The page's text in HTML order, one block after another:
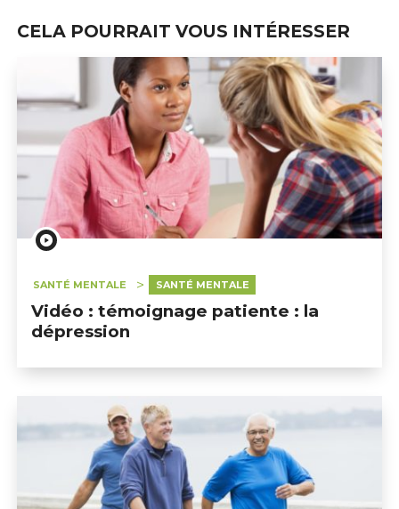
CELA POURRAIT VOUS INTÉRESSER
SANTÉ MENTALE SANTÉ MENTALE
Vidéo : témoignage patiente : la
dépression